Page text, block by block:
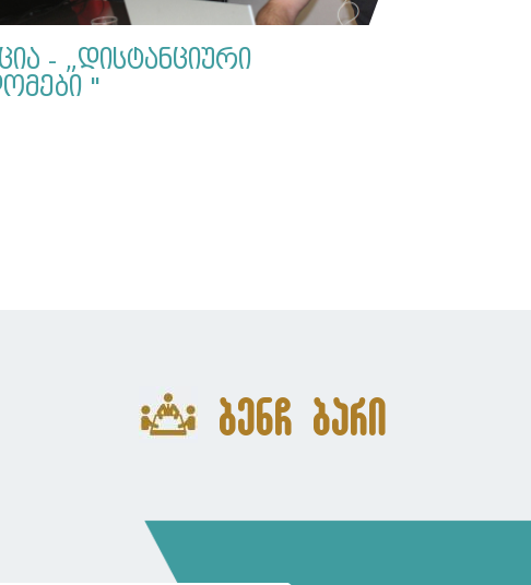
- „დისტანციური
"
ბენჩ ბარი